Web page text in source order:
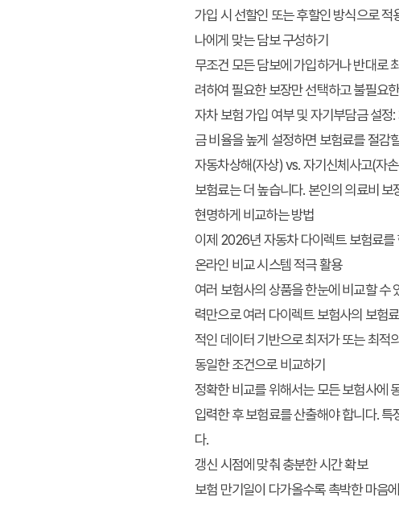
가입 시 선할인 또는 후할인 방식으로
나에게 맞는 담보 구성하기
무조건 모든 담보에 가입하거나 반대로
려하여 필요한 보장만 선택하고 불필요
자차 보험 가입 여부 및 자기부담금 설정:
금 비율을 높게 설정하면 보험료를 절감
자동차상해(자상) vs. 자기신체사고(자
보험료는 더 높습니다. 본인의 의료비
현명하게 비교하는 방법
이제 2026년 자동차 다이렉트 보험료
온라인 비교 시스템 적극 활용
여러 보험사의 상품을 한눈에 비교할 수
력만으로 여러 다이렉트 보험사의 보험
적인 데이터 기반으로 최저가 또는 최적
동일한 조건으로 비교하기
정확한 비교를 위해서는 모든 보험사에
입력한 후 보험료를 산출해야 합니다.
다.
갱신 시점에 맞춰 충분한 시간 확보
보험 만기일이 다가올수록 촉박한 마음